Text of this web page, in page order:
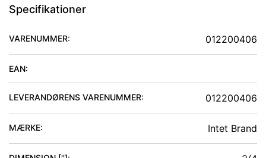
Specifikationer
VARENUMMER: 012200406
EAN:
LEVERANDØRENS VARENUMMER: 012200406
MÆRKE: Intet Brand